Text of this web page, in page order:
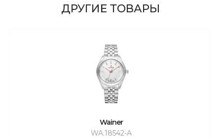
ДРУГИЕ ТОВАРЫ
Wainer
WA.18542-A